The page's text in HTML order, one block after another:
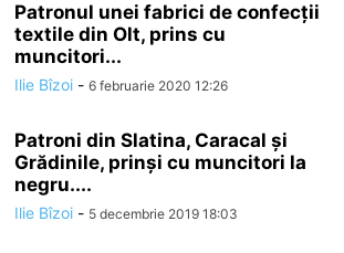
Patronul unei fabrici de confecții
textile din Olt, prins cu
muncitori...
Ilie Bîzoi - 6 februarie 2020 12:26
Patroni din Slatina, Caracal și
Grădinile, prinși cu muncitori la
negru....
Ilie Bîzoi - 5 decembrie 2019 18:03